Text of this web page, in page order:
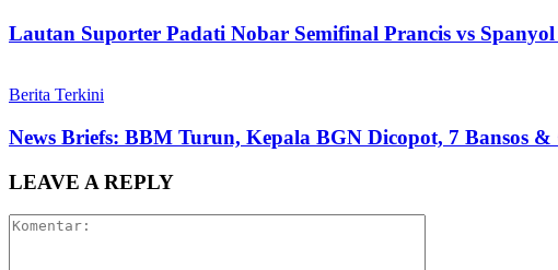
Lautan Suporter Padati Nobar Semifinal Prancis vs
Berita Terkini
News Briefs: BBM Turun, Kepala BGN Dicopot, 7 Bansos
LEAVE A REPLY